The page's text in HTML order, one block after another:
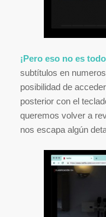
¡Pero eso no es
subtítulos en
posibilidad de
posterior con el
queremos volver a
nos escapa algún